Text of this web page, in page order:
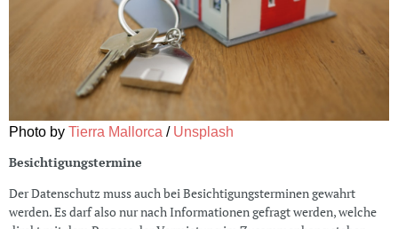
Photo by Tierra Mallorca / Unsplash
Besichtigungstermine
Der Datenschutz muss auch bei Besichtigungsterminen gewahrt
werden. Es darf also nur nach Informationen gefragt werden, welche